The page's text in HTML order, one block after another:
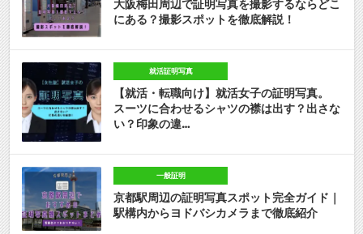
大阪梅田周辺で証明写真を撮影するならどこ
にある？撮影スポットを徹底解説！
就活証明写真
【就活・転職向け】就活女子の証明写真。
スーツに合わせるシャツの襟は出す？出さな
い？印象の違…
一般証明
京都駅周辺の証明写真スポット完全ガイド｜
駅構内からヨドバシカメラまで徹底紹介